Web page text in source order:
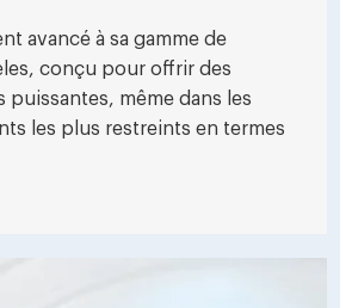
avancé à sa gamme de
conçu pour offrir des
puissantes, même dans les
les plus restreints en termes